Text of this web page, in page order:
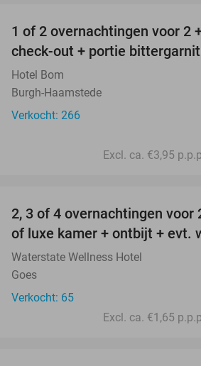
1 of 2 overnachtingen voor 2
check-out + portie
Hotel Bom
Burgh-Haamstede
Verkocht: 266
Excl. ca. €3,95
2, 3 of 4 overnachtingen voor
of luxe kamer + ontbijt + evt.
Waterstate Wellness Hotel
Goes
Verkocht: 65
Excl. ca. €1,65